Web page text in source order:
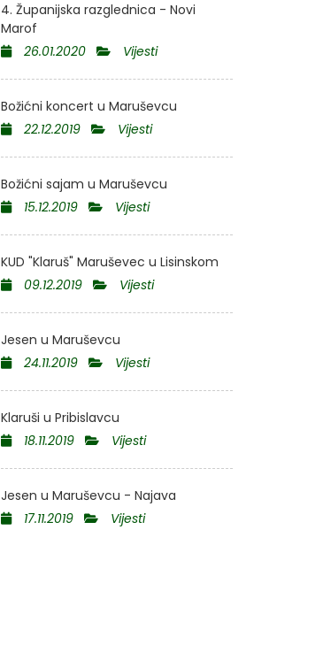
4. Županijska razglednica - Novi
Marof
26.01.2020
Vijesti
Božićni koncert u Maruševcu
22.12.2019
Vijesti
Božićni sajam u Maruševcu
15.12.2019
Vijesti
KUD "Klaruš" Maruševec u Lisinskom
09.12.2019
Vijesti
Jesen u Maruševcu
24.11.2019
Vijesti
Klaruši u Pribislavcu
18.11.2019
Vijesti
Jesen u Maruševcu - Najava
17.11.2019
Vijesti